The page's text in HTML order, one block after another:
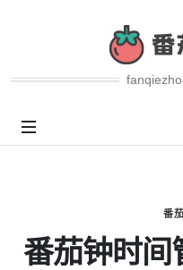
番
番茄钟时间